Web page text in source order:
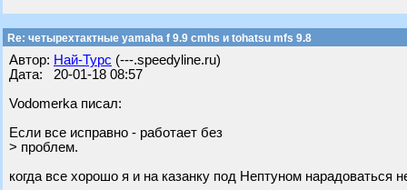
Re: четырехтактные yamaha f 9.9 cmhs и tohatsu mfs 9.8
Автор: Най-Турс (---.speedyline.ru)
Дата: 20-01-18 08:57
Vodomerka писал:
Если все исправно - работает без
> проблем.
когда все хорошо я и на казанку под Нептуном нарадоваться